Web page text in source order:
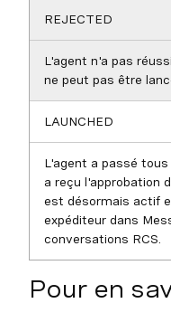
REJECTED
L'agent n'a pas
ne peut pas être
LAUNCHED
L'agent a passé
a reçu l'approbation
est désormais actif
expéditeur dans
conversations RCS.
Pour en